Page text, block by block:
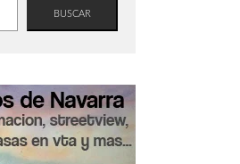
BUSCAR